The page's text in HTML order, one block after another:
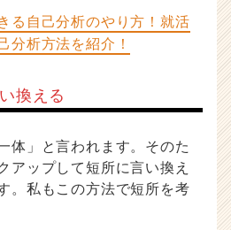
る自己分析のやり方！就活
分析方法を紹介！
換える
体」と言われます。そのた
アップして短所に言い換え
。私もこの方法で短所を考